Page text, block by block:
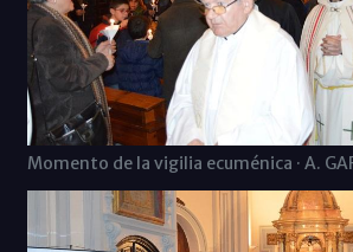
Momento de la vigilia ecuménica · A.